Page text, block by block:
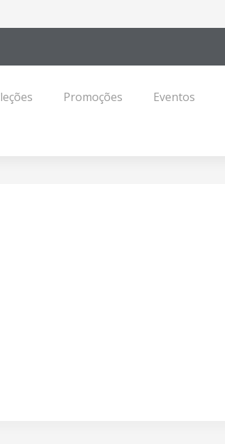
Promoções Eventos